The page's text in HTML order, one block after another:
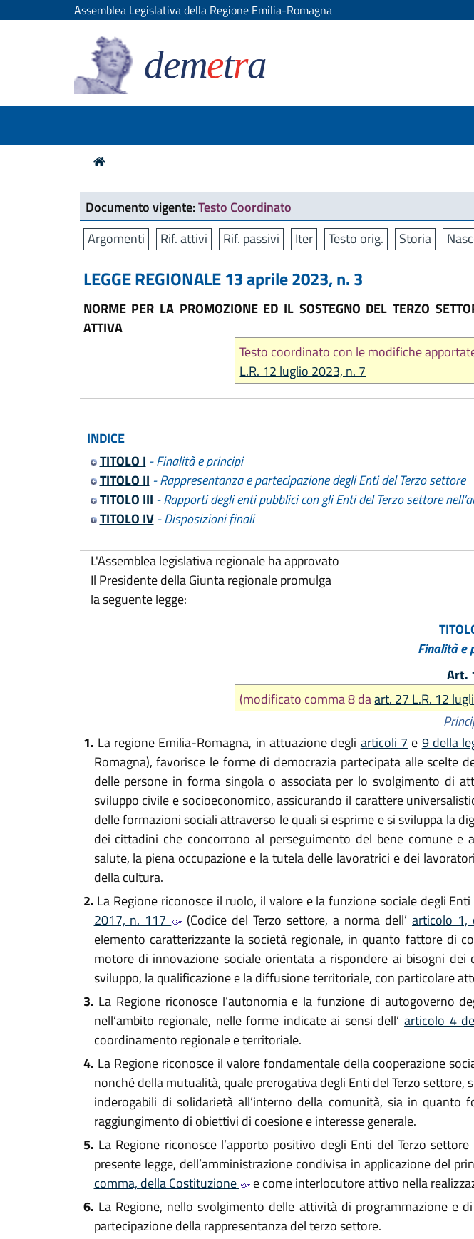
Assemblea Legislativa della Regione Emilia-Romagna
demetra
Documento vigente:Testo Coordinato
Argomenti
Rif. attivi Rif. passivi Iter Testo orig. Storia
LEGGE REGIONALE 13 aprile 2023, n. 3
NORME PER LA PROMOZIONE ED IL SOSTEGNO DEL TERZO
ATTIVA
Testo coordinato con le modifiche
L.R. 12 luglio 2023, n. 7
INDICE
TITOLO I - Finalità e principi
TITOLO II - Rappresentanza e partecipazione degli Enti del Terzo settore
TITOLO III - Rapporti degli enti pubblici con gli Enti del Terzo settore
TITOLO IV- Disposizioni finali
L'Assemblea legislativa regionale ha approvato
Il Presidente della Giunta regionale promulga
la seguente legge:
Finalità e
Art.
(modificato comma 8 daart. 27 L.R. 12
1. La regione Emilia-Romagna, in attuazione degli articoli 7 e 9 della
Romagna), favorisce le forme di democrazia partecipata alle scelte
delle persone in forma singola o associata per lo svolgimento di
sviluppo civile e socioeconomico, assicurando il carattere
delle formazioni sociali attraverso le quali si esprime e si sviluppa la
dei cittadini che concorrono al perseguimento del bene comune
salute, la piena occupazione e la tutela delle lavoratrici e dei
della cultura.
2. La Regione riconosce il ruolo, il valore e la funzione sociale degli Enti
2017, n. 117
(Codice del Terzo settore, a norma dell’ articolo 1,
elemento caratterizzante la società regionale, in quanto fattore di
motore di innovazione sociale orientata a rispondere ai bisogni
sviluppo, la qualificazione e la diffusione territoriale, con particolare
3. La Regione riconosce l’autonomia e la funzione di autogoverno
nell’ambito regionale, nelle forme indicate ai sensi dell’ articolo 4
coordinamento regionale e territoriale.
4. La Regione riconosce il valore fondamentale della cooperazione
nonché della mutualità, quale prerogativa degli Enti del Terzo
inderogabili di solidarietà all’interno della comunità, sia in
raggiungimento di obiettivi di coesione e interesse generale.
5. La Regione riconosce l’apporto positivo degli Enti del Terzo
presente legge, dell’amministrazione condivisa in applicazione del
comma, della Costituzione
e come interlocutore attivo nella
6. La Regione, nello svolgimento delle attività di programmazione e
partecipazione della rappresentanza del terzo settore.